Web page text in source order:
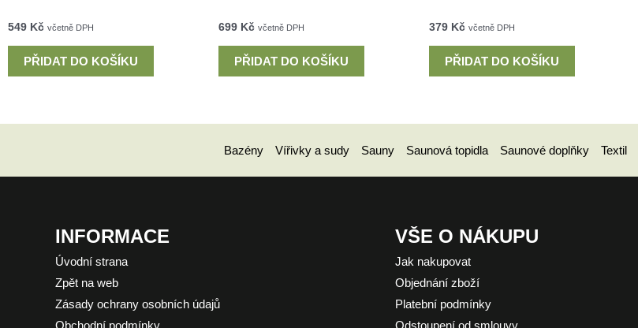
549 Kč včetně DPH
PŘIDAT DO KOŠÍKU
699 Kč včetně DPH
PŘIDAT DO KOŠÍKU
379 Kč včetně DPH
PŘIDAT DO KOŠÍKU
Bazény Vířivky a sudy Sauny Saunová topidla Saunové doplňky Textil
INFORMACE
Úvodní strana
Zpět na web
Zásady ochrany osobních údajů
Obchodní podmínky
VŠE O NÁKUPU
Jak nakupovat
Objednání zboží
Platební podmínky
Odstoupení od smlouvy